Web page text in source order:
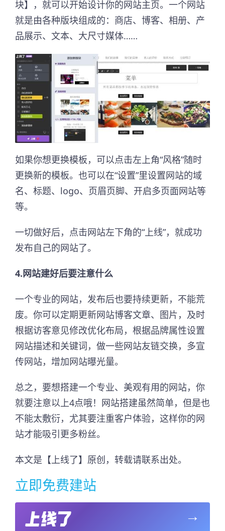
块】，就可以开始设计你的网站主页。一个网站
就是由各种版块组成的：商店、博客、相册、产
品展示、文本、大尺寸媒体……
如果你想更换模板，可以点击左上角“风格”随时
更换新的模板。也可以在“设置”里设置网站的域
名、标题、logo、页眉页脚、开启多页面网站等
等。
一切做好后，点击网站左下角的“上线”，就成功
发布自己的网站了。
4.网站建好后要注意什么
一个专业的网站，发布后也要持续更新，不能荒
废。你可以定期更新网站博客文章、图片，及时
根据访客意见修改优化布局，根据品牌属性设置
网站描述和关键词，做一些网站友链交换，多宣
传网站，增加网站曝光量。
总之，要想搭建一个专业、美观有用的网站，你
就要注意以上4点哦！网站搭建虽然简单，但是也
不能太敷衍，尤其要注重客户体验，这样你的网
站才能吸引更多粉丝。
本文是【上线了】原创，转载请联系出处。
立即免费建站
→